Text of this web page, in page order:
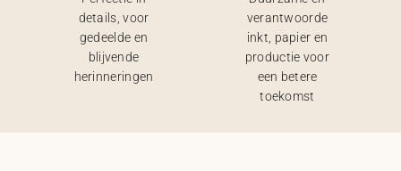
details, voor
gedeelde en
blijvende
herinneringen
verantwoorde
inkt, papier en
productie voor
een betere
toekomst